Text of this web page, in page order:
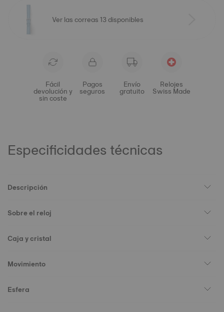
Ver las correas 13 disponibles
Fácil
devolución y
sin coste
Pagos
seguros
Envío
gratuito
Relojes
Swiss Made
Especificidades técnicas
Descripción
Sobre el reloj
Caja y cristal
Movimiento
Esfera